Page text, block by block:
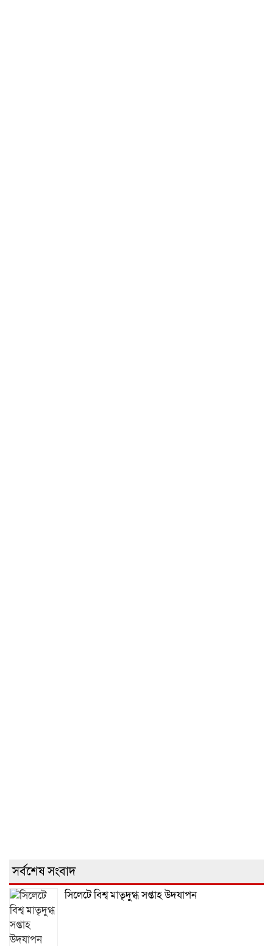
সর্বশেষ সংবাদ
সিলেটে বিশ্ব মাতৃদুগ্ধ সপ্তাহ উদযাপন